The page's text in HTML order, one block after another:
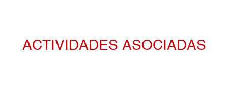
VERANO
ACTIVIDADES ASOCIADAS